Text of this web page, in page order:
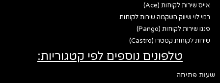
אייס שירות לקוחות (Ace)
רמי לוי שיווק השקמה שירות לקוחות
פנגו שירות לקוחות (Pango)
שירות לקוחות קסטרו (Castro)
טלפונים נוספים לפי קטגוריות:
שעות פתיחה